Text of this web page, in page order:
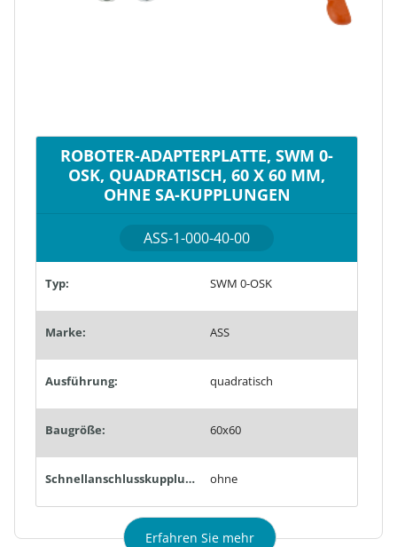
ROBOTER-ADAPTERPLATTE, SWM 0-
OSK, QUADRATISCH, 60 X 60 MM,
OHNE SA-KUPPLUNGEN
ASS-1-000-40-00
Typ: SWM 0-OSK
Marke: ASS
Ausführung: quadratisch
Baugröße: 60x60
Schnellanschlusskupplungen: ohne
Erfahren Sie mehr